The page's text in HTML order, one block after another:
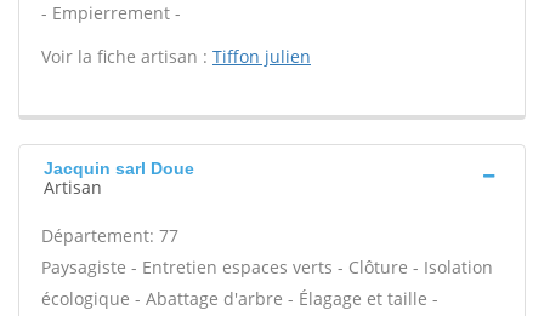
- Empierrement -
Voir la fiche artisan : Tiffon julien
Jacquin sarl Doue
Artisan
Département: 77
Paysagiste - Entretien espaces verts - Clôture - Isolation
écologique - Abattage d'arbre - Élagage et taille -